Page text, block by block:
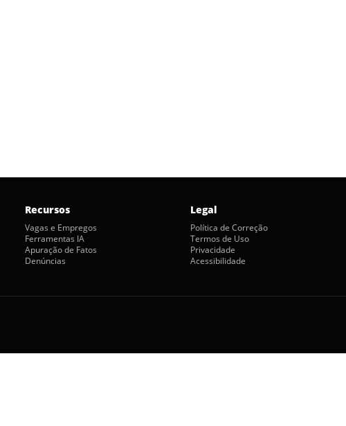
Recursos
Vagas e Empregos
Ferramentas IA
Apuração de Fatos
Denúncias
Legal
Política de Correção
Termos de Uso
Privacidade
Acessibilidade